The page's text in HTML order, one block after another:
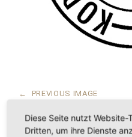
← PREVIOUS IMAGE
Diese Seite nutzt
Dritten, um ihre Dienste